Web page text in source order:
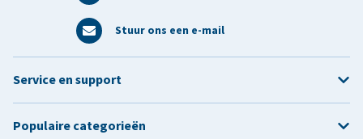
Stuur ons een e-mail
Service en support
Populaire categorieën